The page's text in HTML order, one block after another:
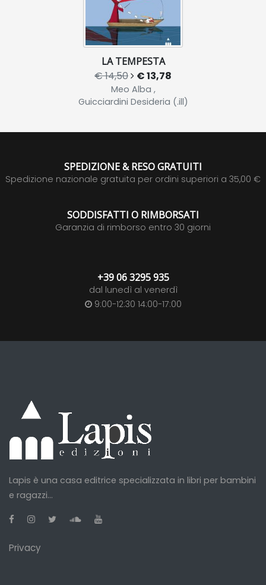
LA TEMPESTA
€ 14,50 € 13,78
Meo Alba ,
Guicciardini Desideria (.ill)
SPEDIZIONE & RESO GRATUITI
Spedizione nazionale gratuita per ordini superiori a 35,00 €
SODDISFATTI O RIMBORSATI
Garanzia di rimborso entro 30 giorni
+39 06 3295 935
dal lunedì al venerdì
9:00-12:30 14:00-17:00
Lapis è una casa editrice specializzata in libri per bambini
e ragazzi...
Privacy